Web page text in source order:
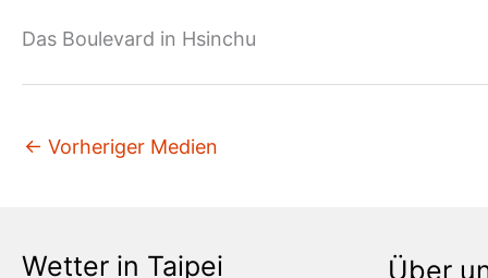
Das Boulevard in Hsinchu
← Vorheriger Medien
Wetter in Taipei Über